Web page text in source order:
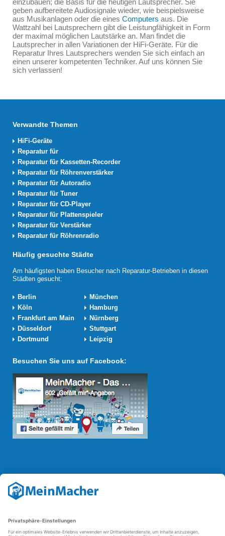
einzubauen; die Basis für die heutigen Lautsprecher. Sie
geben aufbereitete Audiosignale wieder, wie beispielsweise
aus Musikanlagen oder die eines Computers aus. Die
Wattzahl bei Lautsprechern gibt die Leistungfähigkeit in Form
der maximal möglichen Lautstärke an. Man findet die
Lautsprecher in allen Variationen der HiFi-Geräte. Für die
Reparatur Ihres Lautsprechers wenden Sie sich einfach an
einen unserer kompetenten Techniker. Auf uns können Sie
sich verlassen!
Verwandte Themen
HiFi-Geräte
Reparatur für
Reparatur für Kassetten-Recorder
Reparatur für Röhrenverstärker
Reparatur für Autoradio
Reparatur für Tuner
Reparatur für CD-Player
Reparatur für Plattenspieler
Reparatur für Verstärker
Reparatur für Röhrenradio
Häufig gesuchte Städte
Am häufigsten haben Besucher nach Reparatur-Betrieben in diesen
Städten gesucht:
Berlin
München
Köln
Hamburg
Frankfurt am Main
Nürnberg
Düsseldorf
Stuttgart
Dortmund
Leipzig
Besuchen Sie uns auf Facebook:
Reparatur Revolution
Mit derReparatur-Revolution
Reparaturbedingungen in Deutschland: Für Produkte, die sich gut
reparierenden Betriebe und des Reparatur-Know-hows in
Deutschland.